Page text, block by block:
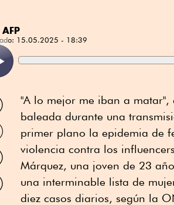
AFP
15.05.2025 - 18:39
"A lo mejor me iban a matar",
baleada durante una
primer plano la epidemia de
violencia contra los
Márquez, una joven de 23
una interminable lista de
diez casos diarios, según la